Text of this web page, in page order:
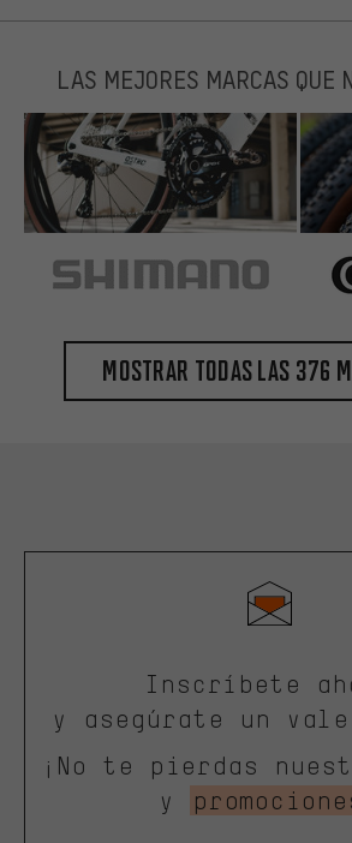
LAS MEJORES MARCAS QUE
Mostrar todas las 376
Inscríbete
y asegúrate un
¡No te pierdas
y